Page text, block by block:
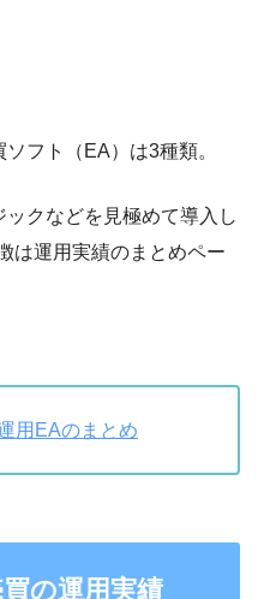
フト（EA）は3種類。
クなどを見極めて導入し
は運用実績のまとめペー
用EAのまとめ
の運用実績